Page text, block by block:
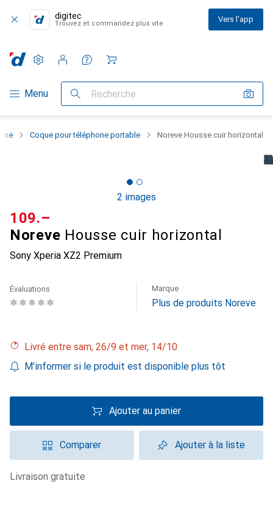
digitec
Trouvez et commandez plus vite Vers l'app
Navigation par catégorie
Menu Recherche
Paramètres
Compte client
Listes de comparaison
Listes d'envies
Panier
Coque pour téléphone portable Noreve Housse cuir horizontal
2 images
Noreve Housse cuir horizontal
Sony Xperia XZ2 Premium
CHF
109.–
Évaluations Marque
Plus de produits Noreve
Livré entre sam, 26/9 et mer, 14/10
M'informer si le produit est disponible plus tôt
Ajouter au panier
Comparer Ajouter à la liste
livraison gratuite